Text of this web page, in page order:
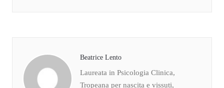
Beatrice Lento
Laureata in Psicologia Clinica,
Tropeana per nascita e vissuti,